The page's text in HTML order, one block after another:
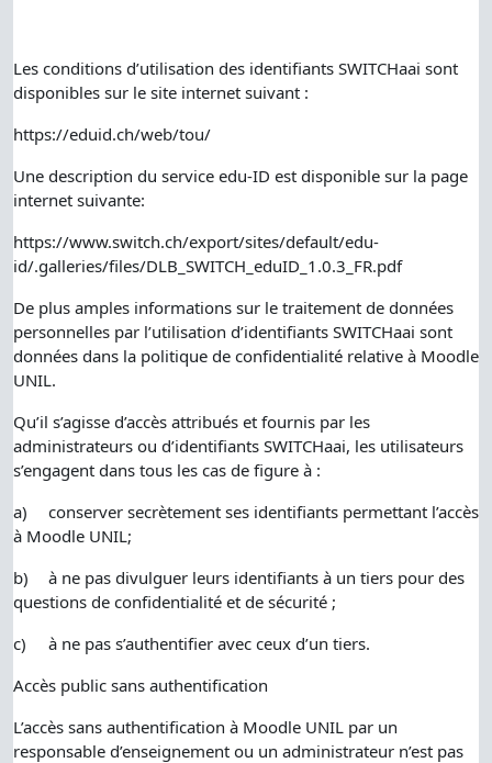
Les conditions d’utilisation des identifiants SWITCHaai sont
disponibles sur le site internet suivant :
https://eduid.ch/web/tou/
Une description du service edu-ID est disponible sur la page
internet suivante:
https://www.switch.ch/export/sites/default/edu-
id/.galleries/files/DLB_SWITCH_eduID_1.0.3_FR.pdf
De plus amples informations sur le traitement de données
personnelles par l’utilisation d’identifiants SWITCHaai sont
données dans la politique de confidentialité relative à Moodle
UNIL.
Qu’il s’agisse d’accès attribués et fournis par les
administrateurs ou d’identifiants SWITCHaai, les utilisateurs
s’engagent dans tous les cas de figure à :
a)
conserver secrètement ses identifiants permettant l’accès
à Moodle UNIL;
b)
à ne pas divulguer leurs identifiants à un tiers pour des
questions de confidentialité et de sécurité ;
c)
à ne pas s’authentifier avec ceux d’un tiers.
Accès public sans authentification
L’accès sans authentification à Moodle UNIL par un
responsable d’enseignement ou un administrateur n’est pas